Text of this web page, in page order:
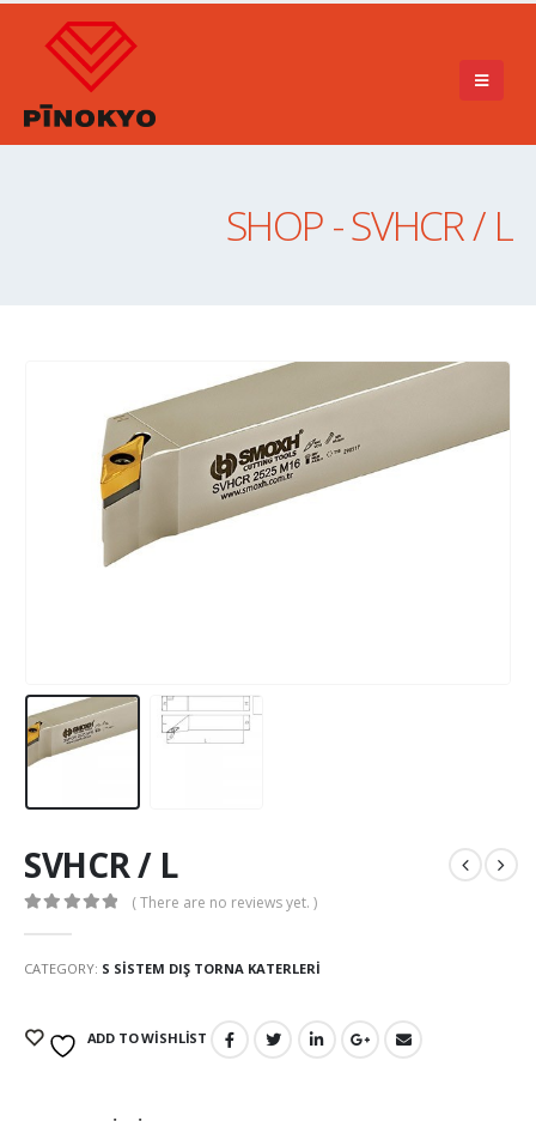
SHOP - SVHCR / L
SVHCR / L
( There are no reviews yet. )
CATEGORY: S SISTEM DIŞ TORNA KATERLERI
ADD TO WISHLIST